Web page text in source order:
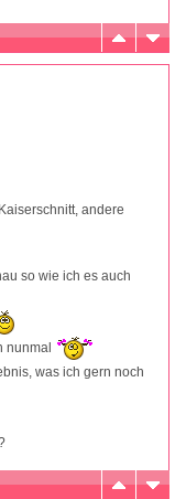
andere
so wie ich es auch
nunmal
was ich gern noch